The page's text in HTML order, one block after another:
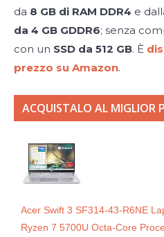
da 8 GB di RAM DDR4 e
da 4 GB GDDR6; senza
con un SSD da 512 GB. È
prezzo su Amazon.
ACQUISTALO AL MIGLIOR
Acer Swift 3 SF314-43-R6NE
Ryzen 7 5700U Octa-Core